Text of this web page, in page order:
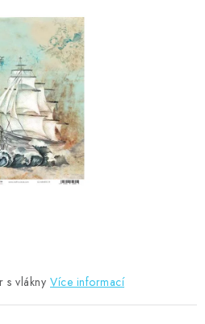
objednávka
Oblíbené ♥️
podmínky
s vlákny Více informací